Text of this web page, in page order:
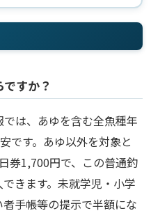
すか？
は、あゆを含む全魚種年
です。あゆ以外を対象と
券1,700円で、この普通釣
きます。未就学児・小学
手帳等の提示で半額にな